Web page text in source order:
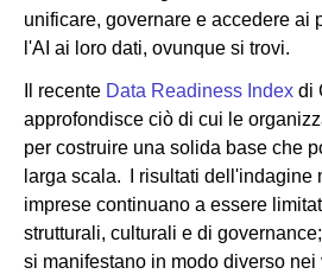
unificare, governare e accedere ai
l'AI ai loro dati, ovunque si trovi.
Il recente Data Readiness Index di
approfondisce ciò di cui le
per costruire una solida base che
larga scala. I risultati dell'indagine
imprese continuano a essere
strutturali, culturali e di
si manifestano in modo diverso nei